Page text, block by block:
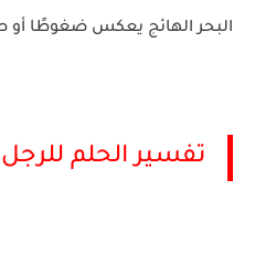
البحر الهائج يعكس ضغوطًا أو
تفسير الحلم للرجل